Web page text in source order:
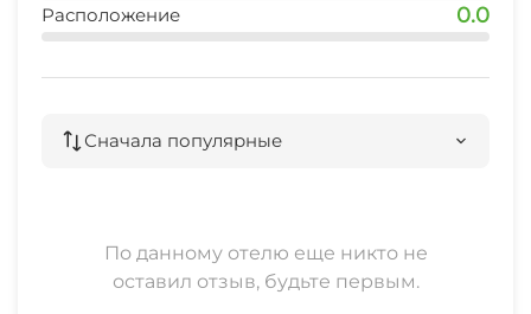
Расположение 0.0
Сначала популярные
По данному отелю еще никто не
оставил отзыв, будьте первым.